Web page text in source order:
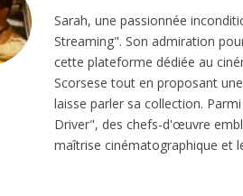
Sarah, une passionnée
Streaming". Son admiration
cette plateforme dédiée au
Scorsese tout en proposant
laisse parler sa collection.
Driver", des chefs-d'œuvre
maîtrise cinématographique et